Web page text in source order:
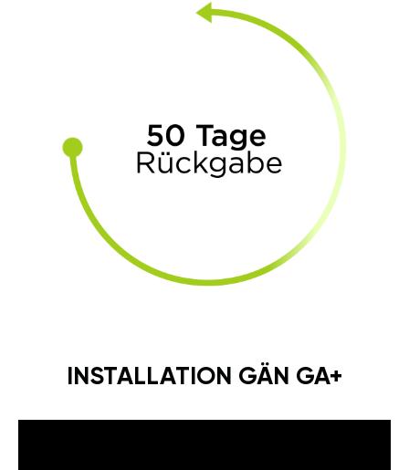
INSTALLATION GÄN GA+